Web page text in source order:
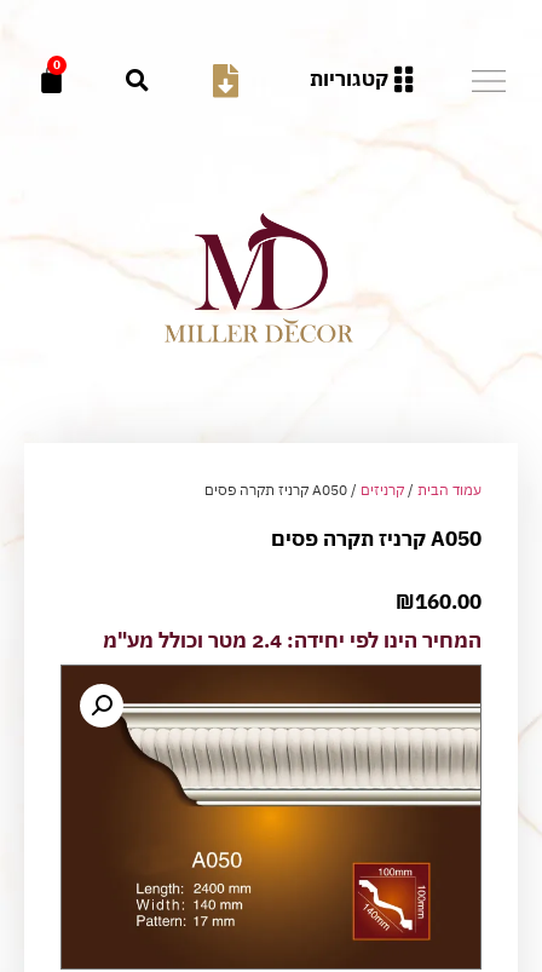
קטגוריות
0
עמוד הבית / קרניזים / A050 קרניז תקרה פסים
A050 קרניז תקרה פסים
₪160.00
המחיר הינו לפי יחידה: 2.4 מטר וכולל מע"מ